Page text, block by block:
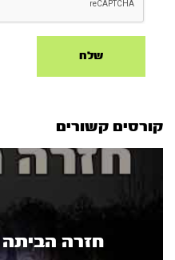
קורסים קשורים
חזרה